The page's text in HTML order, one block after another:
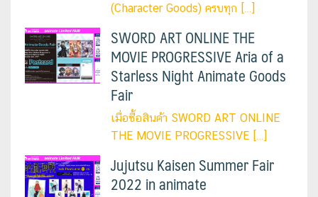
(Character Goods) ครบทุก […]
SWORD ART ONLINE THE
MOVIE PROGRESSIVE Aria of a
Starless Night Animate Goods
Fair
เมื่อซื้อสินค้า SWORD ART ONLINE
THE MOVIE PROGRESSIVE […]
Jujutsu Kaisen Summer Fair
2022 in animate